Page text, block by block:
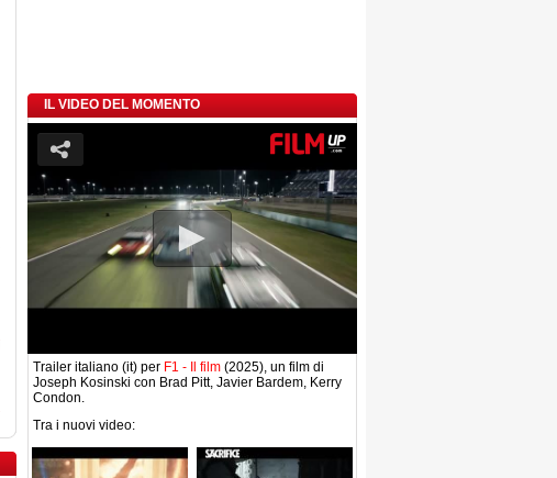
IL VIDEO DEL MOMENTO
Trailer italiano (it) per F1 - Il film (2025), un film di
Joseph Kosinski con Brad Pitt, Javier Bardem, Kerry
Condon.
Tra i nuovi video: